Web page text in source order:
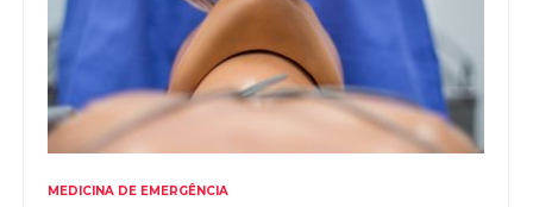
MEDICINA DE EMERGÊNCIA